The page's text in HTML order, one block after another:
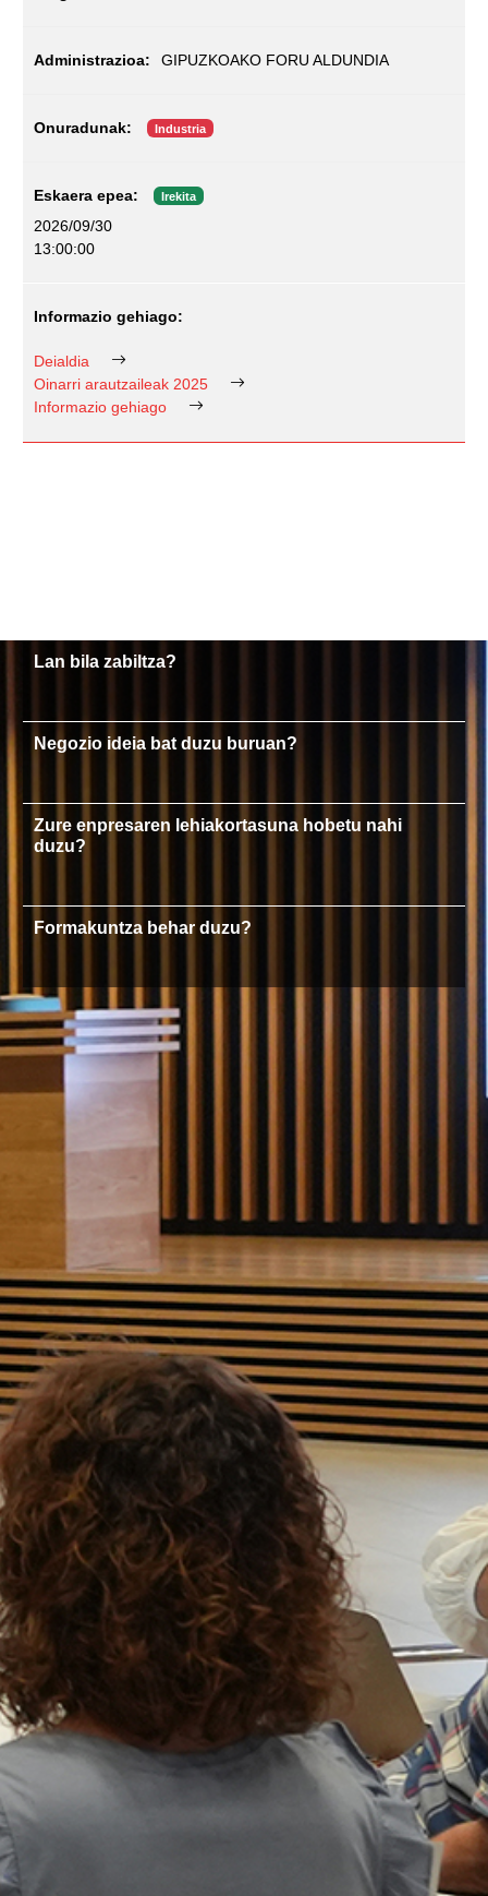
GIPUZKOAKO FORU ALDUNDIA
Industria
Irekita
2026/09/30
13:00:00
Deialdia
Oinarri arautzaileak 2025
Informazio gehiago
Lan bila zabiltza?
Negozio ideia bat duzu buruan?
Zure enpresaren lehiakortasuna hobetu nahi
duzu?
Formakuntza behar duzu?